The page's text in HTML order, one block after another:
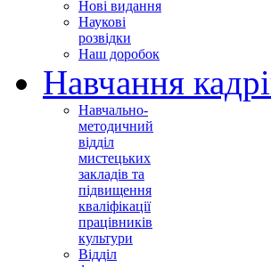
Нові видання
Наукові
розвідки
Наш доробок
Навчання
Навчально-
методичний
відділ
мистецьких
закладів та
підвищення
кваліфікації
працівників
культури
Відділ